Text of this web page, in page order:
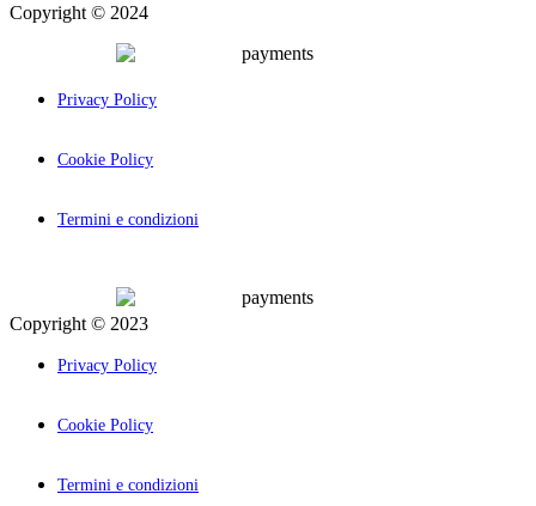
Copyright © 2024
Privacy Policy
Cookie Policy
Termini e condizioni
Copyright © 2023
Privacy Policy
Cookie Policy
Termini e condizioni